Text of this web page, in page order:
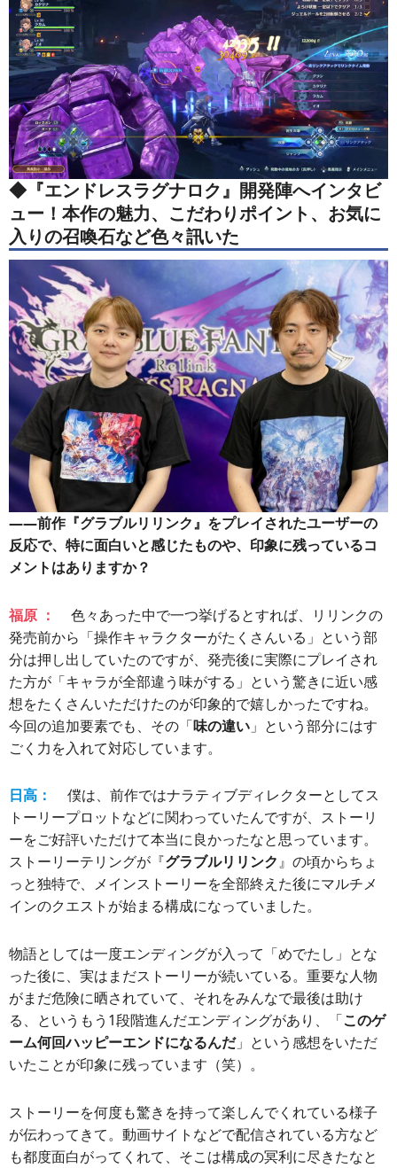
◆『エンドレスラグナロク』開発陣へインタビ
ュー！本作の魅力、こだわりポイント、お気に
入りの召喚石など色々訊いた
――前作『グラブルリリンク』をプレイされたユーザーの
反応で、特に面白いと感じたものや、印象に残っているコ
メントはありますか？
福原 ：
色々あった中で一つ挙げるとすれば、リリンクの
発売前から「操作キャラクターがたくさんいる」という部
分は押し出していたのですが、発売後に実際にプレイされ
た方が「キャラが全部違う味がする」という驚きに近い感
想をたくさんいただけたのが印象的で嬉しかったですね。
今回の追加要素でも、その「味の違い 」という部分にはす
ごく力を入れて対応しています。
日高：
僕は、前作ではナラティブディレクターとしてス
トーリープロットなどに関わっていたんですが、ストーリ
ーをご好評いただけて本当に良かったなと思っています。
ストーリーテリングが『グラブルリリンク』の頃からちょ
っと独特で、メインストーリーを全部終えた後にマルチメ
インのクエストが始まる構成になっていました。
物語としては一度エンディングが入って「めでたし」とな
った後に、実はまだストーリーが続いている。重要な人物
がまだ危険に晒されていて、それをみんなで最後は助け
る、というもう1段階進んだエンディングがあり、「このゲ
ーム何回ハッピーエンドになるんだ」という感想をいただ
いたことが印象に残っています（笑）。
ストーリーを何度も驚きを持って楽しんでくれている様子
が伝わってきて。動画サイトなどで配信されている方など
も都度面白がってくれて、そこは構成の冥利に尽きたなと